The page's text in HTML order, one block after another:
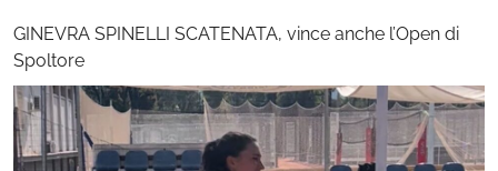
GINEVRA SPINELLI SCATENATA, vince anche l’Open di
Spoltore